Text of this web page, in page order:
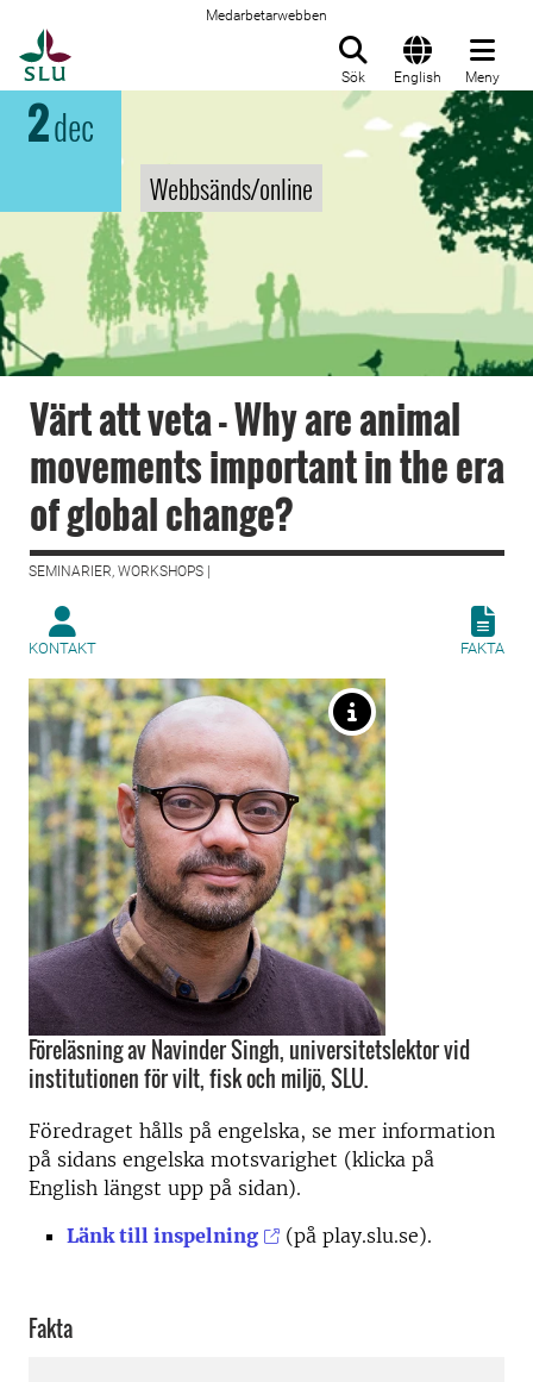
Medarbetarwebben
Sök English Meny
2dec
Webbsänds/online
Värt att veta - Why are animal
movements important in the era
of global change?
SEMINARIER, WORKSHOPS |
KONTAKT FAKTA
Föreläsning av Navinder Singh, universitetslektor vid
institutionen för vilt, fisk och miljö, SLU.
Föredraget hålls på engelska, se mer information
på sidans engelska motsvarighet (klicka på
English längst upp på sidan).
Länk till inspelning
(på play.slu.se).
Fakta